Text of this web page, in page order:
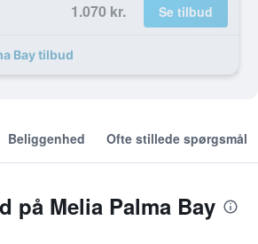
1.070 kr. Se tilbud
Bay tilbud
Beliggenhed Ofte stillede spørgsmål
på Melia Palma Bay